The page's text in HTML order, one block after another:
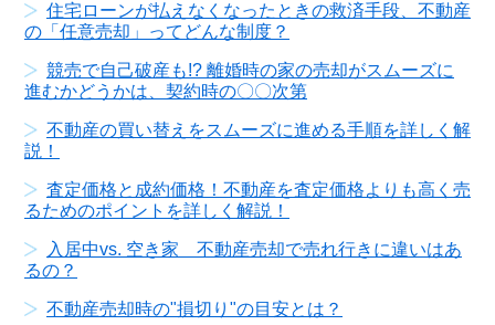
住宅ローンが払えなくなったときの救済手段、不動産
の「任意売却」ってどんな制度？
競売で自己破産も!? 離婚時の家の売却がスムーズに
進むかどうかは、契約時の〇〇次第
不動産の買い替えをスムーズに進める手順を詳しく解
説！
査定価格と成約価格！不動産を査定価格よりも高く売
るためのポイントを詳しく解説！
入居中vs. 空き家 不動産売却で売れ行きに違いはあ
るの？
不動産売却時の"損切り"の目安とは？